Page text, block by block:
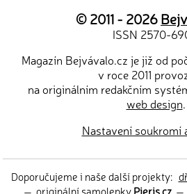
© 2011 - 2026
ISSN 2570-
Magazín Bejvávalo.cz je již od
v roce 2011
na originálním redakčním
web design.
Nastavení soukromí
Doporučujeme i naše další projekty:
— originální samolepkyPieris.cz —